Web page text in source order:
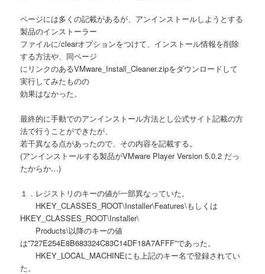
ページには多くの記載があるが、アンインストールしようとする
製品のインストーラー
ファイルに/clearオプションをつけて、インストール情報を削除
する方法や、同ページ
にリンクのあるVMware_Install_Cleaner.zipをダウンロードして
実行してみたものの
効果はなかった。
最終的に手動でのアンインストール方法とし公式サイト記載の方
法で行うことができたが、
若干異なる点があったので、その内容を記載する。
(アンインストールする製品がVMware Player Version 5.0.2 だっ
たからか…)
１．レジストリのキーの値が一部異なっていた。
HKEY_CLASSES_ROOT\Installer\Features\もしくは
HKEY_CLASSES_ROOT\Installer\
Products\以降のキーの値
は”727E254E8B683324C83C14DF18A7AFFF”であった。
HKEY_LOCAL_MACHINEにも上記のキー名で登録されてい
た。